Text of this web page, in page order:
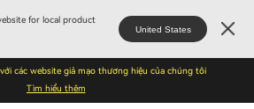
for local product
United States
các website giả mạo thương hiệu của chúng tôi
Tìm hiểu thêm